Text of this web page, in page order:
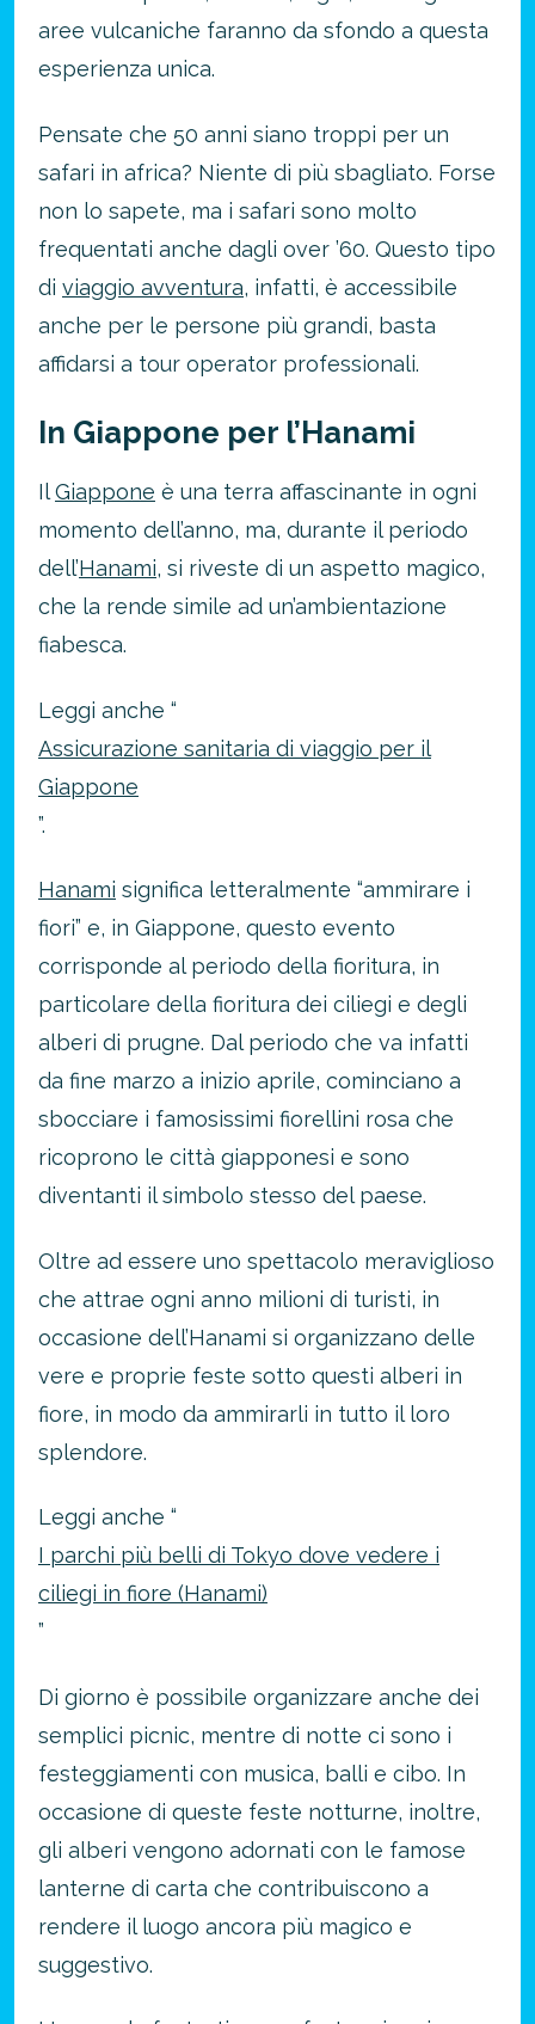
aree vulcaniche faranno da sfondo a questa
esperienza unica.
Pensate che 50 anni siano troppi per un
safari in africa? Niente di più sbagliato. Forse
non lo sapete, ma i safari sono molto
frequentati anche dagli over ’60. Questo tipo
di viaggio avventura, infatti, è accessibile
anche per le persone più grandi, basta
affidarsi a tour operator professionali.
In Giappone per l’Hanami
IlGiappone è una terra affascinante in ogni
momento dell’anno, ma, durante il periodo
dell’Hanami, si riveste di un aspetto magico,
che la rende simile ad un’ambientazione
fiabesca.
Leggi anche “
Assicurazione sanitaria di viaggio per il
Giappone
”.
Hanami significa letteralmente “ammirare i
fiori” e, in Giappone, questo evento
corrisponde al periodo della fioritura, in
particolare della fioritura dei ciliegi e degli
alberi di prugne. Dal periodo che va infatti
da fine marzo a inizio aprile, cominciano a
sbocciare i famosissimi fiorellini rosa che
ricoprono le città giapponesi e sono
diventanti il simbolo stesso del paese.
Oltre ad essere uno spettacolo meraviglioso
che attrae ogni anno milioni di turisti, in
occasione dell’Hanami si organizzano delle
vere e proprie feste sotto questi alberi in
fiore, in modo da ammirarli in tutto il loro
splendore.
Leggi anche “
I parchi più belli di Tokyo dove vedere i
ciliegi in fiore (Hanami)
”
Di giorno è possibile organizzare anche dei
semplici picnic, mentre di notte ci sono i
festeggiamenti con musica, balli e cibo. In
occasione di queste feste notturne, inoltre,
gli alberi vengono adornati con le famose
lanterne di carta che contribuiscono a
rendere il luogo ancora più magico e
suggestivo.
approfitta del nostro 4-2-1
4 promozioni, 2 omaggi e 1 Novità!
ATTIVA OFFERTA